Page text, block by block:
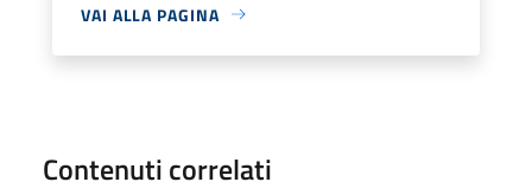
VAI ALLA PAGINA
Contenuti correlati